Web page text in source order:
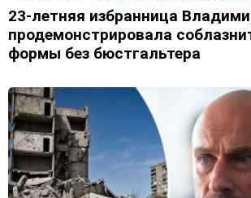
23-летняя избранница
продемонстрировала
формы без бюстгальтера